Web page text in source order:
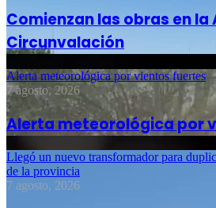
Comienzan las obras en la
Circunvalación
Alerta meteorológica por vientos fuertes
7 agosto, 2026
Alerta meteorológica por
Llegó un nuevo transformador para
de la provincia
7 agosto, 2026